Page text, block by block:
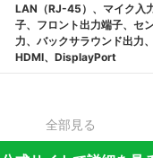
LAN（RJ-45）、マイク入
子、フロント出力端子、セ
力、バックサラウンド出力
HDMI、DisplayPort
全部見る